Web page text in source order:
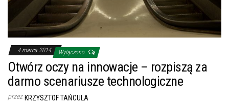
4 marca 2014 Wyłączono
Otwórz oczy na innowacje – rozpiszą za
darmo scenariusze technologiczne
przez KRZYSZTOF TAŃCULA